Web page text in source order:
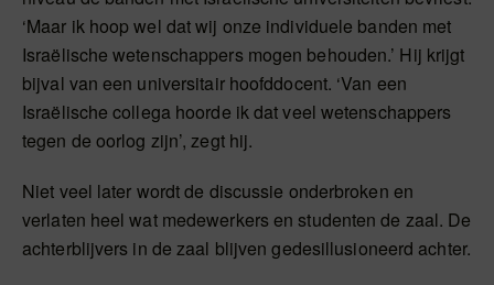
‘Maar ik hoop wel dat wij onze individuele banden met
Israëlische wetenschappers mogen behouden.’ Hij krijgt
bijval van een universitair hoofddocent. ‘Van een
Israëlische collega hoorde ik dat veel wetenschappers
tegen de oorlog zijn’, zegt hij.
Niet veel later wordt de discussie onderbroken en
verlaten heel wat medewerkers en studenten de zaal. De
achterblijvers in de zaal blijven gedesillusioneerd achter.